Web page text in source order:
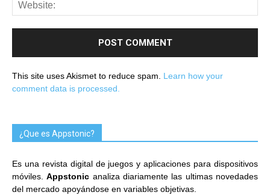
This site uses Akismet to reduce spam. Learn how your
comment data is processed.
¿Que es Appstonic?
Es una revista digital de juegos y aplicaciones para dispositivos
móviles.Appstonic analiza diariamente las ultimas novedades
del mercado apoyándose en variables objetivas.